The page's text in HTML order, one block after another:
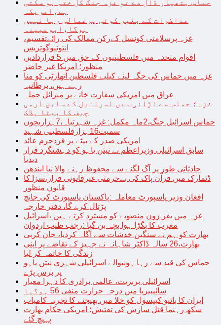
حماس ہتھیار ڈال دے تو غزہ جنگ کل ختم ہو سکتی
ہے،امریکہ
مذاکرات کے بغیر کوئی یرغمالی رہا نہیں
ہوگا،ابوعبیدہ
غزہ پرسلامتی کونسل کےرکن ممالک کی رائےتقسیم،
انتونیوگوتریس
اقوام متحدہ میں فلسطینیوں کے حق میں 5 قراردادیں
منظور؛ امریکا غیر حاضر
غزہ میں حماس کی جگہ لینے کیلیے فلسطین اتھارٹی کو منا
رہے ہیں، برطانیہ
عراق میں امریکی سفارت خانے پر میزائل حملہ
غزہ؛ حماس سے لڑائی میں اسرائیل کے سابق آرمی
چیف کا بیٹا ہلاک
حماس اسرائیل جنگ،2ماہ مکمل: غزہ شہرتباہ،7ہزاربچوں
سمیت16ہزارفلسطینی شہید
امریکی صدر کے بیٹے پر فردجرم عائد
سابق اسرائیلی وزیراعظم نے نیتن یاہو کو دہشتگرد قرار
دیدیا
حادثاتی طور پر آگ لگنے سے محفوظ رہنے والا نیا ایندھن
ڈنمارک میں قرآن پاک کی بےحرمتی غیرقانونی قرار،سزا کا
قانون منظور
افغان وزیر پاسپورٹ معاملہ :پاکستان پاسپورٹ کی جانچ
پڑتال کرے گا، دفتر خارجہ
غزہ میں بفر زون منصوبے کو مسترد کرتے ہیں ،اسرائیل
مغرب کا بگڑا ہوا بچہ بن گیا :رجب طیب اردوان
بھارت کو ہم نے سنگین خدشات سے آگاہ کردیا، جان کربی
بھارت،26 سالہ ڈاکٹر شاہانہ نے جہیز کے تقاضے پر اپنی
زندگی کا خاتمہ کر لیا
حماس کی قید سے رہا ہونیوالے اسرائیلی شہری نیتن یاہو
پر برس پڑے
اسرائیلی بربریت، عالمی برادری کا دہرا معیار
سائیبیریا میں درجہ حرارت منفی 56 ہوگیا
ایران کا بائیو کیپسول کو خلا میں بھیجنے کا تجربہ کامیاب
سکھ رہنما قتل سازش کی تفتیش؛ امریکی حکام بھارت
پہنچ گئے